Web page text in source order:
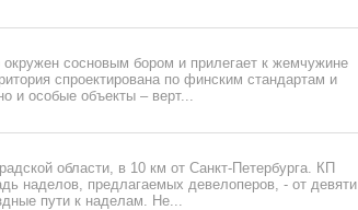
сосновым бором и прилегает к жемчужине
спроектирована по финским стандартам и
и особые объекты – верт...
области, в 10 км от Санкт-Петербурга. КП
наделов, предлагаемых девелоперов, - от девяти
пути к наделам. Не...